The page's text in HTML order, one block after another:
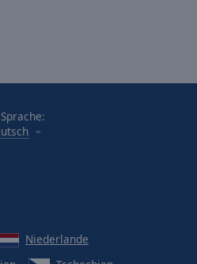
Sprache:
Niederlande